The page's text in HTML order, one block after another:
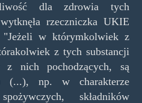
dla zdrowia tych
rzeczniczka UKIE
"Jeżeli w którymkolwiek z
z tych substancji
nich pochodzących, są
(...), np. w charakterze
składników